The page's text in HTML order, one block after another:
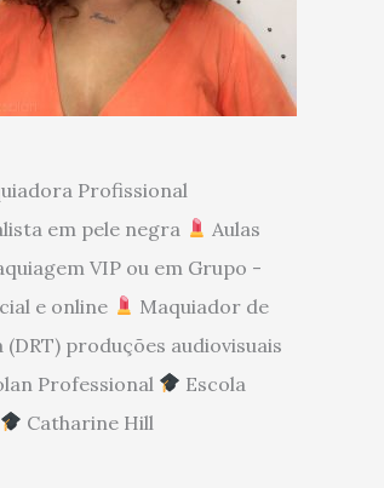
Profissional
em pele negra
Aulas
VIP ou em Grupo -
e online
Maquiador de
(DRT) produções audiovisuais
Professional
Escola
Catharine Hill